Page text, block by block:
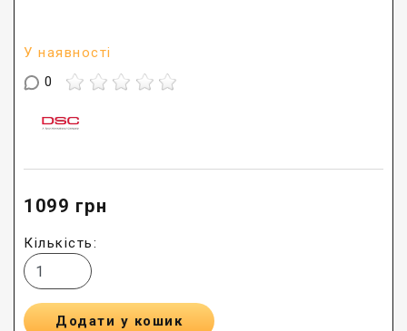
У наявності
0
1099 грн
Кількість:
Додати у кошик